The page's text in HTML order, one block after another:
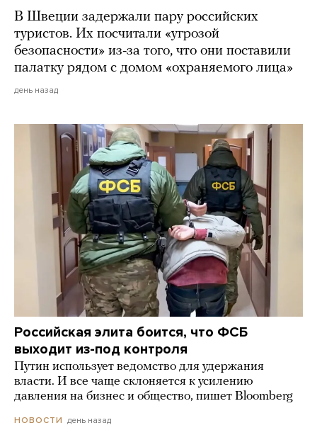
В Швеции задержали пару российских
туристов. Их посчитали «угрозой
безопасности» из-за того, что они поставили
палатку рядом с домом «охраняемого лица»
день назад
Российская элита боится, что ФСБ
выходит из-под контроля
Путин использует ведомство для удержания
власти. И все чаще склоняется к усилению
давления на бизнес и общество, пишет Bloomberg
НОВОСТИ день назад